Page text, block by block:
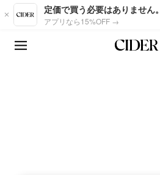
Skip to main content
定価で買う必要はありません。
アプリなら15%OFF →